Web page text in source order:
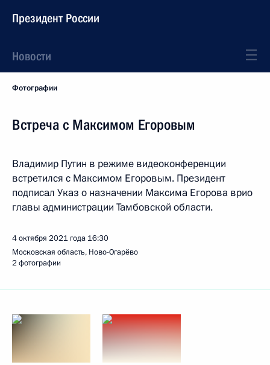
Президент России
Новости
Фотографии
Встреча с Максимом Егоровым
Владимир Путин в режиме видеоконференции
встретился с Максимом Егоровым. Президент
подписал Указ о назначении Максима Егорова врио
главы администрации Тамбовской области.
4 октября 2021 года 16:30
Московская область, Ново-Огарёво
2 фотографии